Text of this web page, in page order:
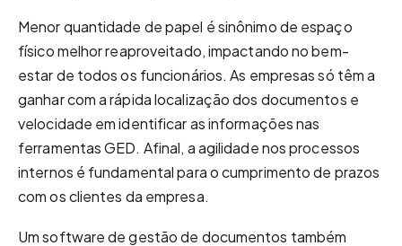
Menor quantidade de papel é sinônimo de espaço
físico melhor reaproveitado, impactando no bem-
estar de todos os funcionários. As empresas só têm a
ganhar com a rápida localização dos documentos e
velocidade em identificar as informações nas
ferramentas GED. Afinal, a agilidade nos processos
internos é fundamental para o cumprimento de prazos
com os clientes da empresa.
Um software de gestão de documentos também